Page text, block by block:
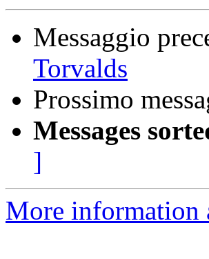
Messaggio
Torvalds
Prossimo
Messages
]
More information